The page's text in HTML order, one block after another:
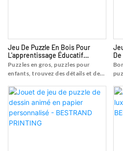
Jeu De Puzzle En Bois Pour
L'apprentissage Éducatif
Précoce - BESTRAND PRINTING
Puzzles en gros, puzzles pour
enfants, trouvez des détails et des
puzzles en gros, puzzles pour
enfants - Shanghai Bestrand
Printing Technology Co., Ltd
le
de
de